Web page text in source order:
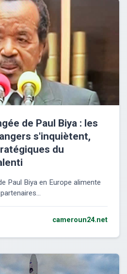
de Paul Biya : les
s'inquiètent,
du
Paul Biya en Europe alimente
cameroun24.net